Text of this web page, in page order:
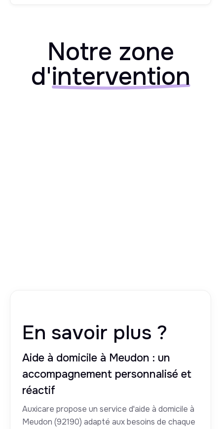
Notre zone
d'intervention
En savoir plus ?
Aide à domicile à Meudon : un
accompagnement personnalisé et
réactif
Auxicare propose un service d'aide à domicile à
Meudon (92190) adapté aux besoins de chaque